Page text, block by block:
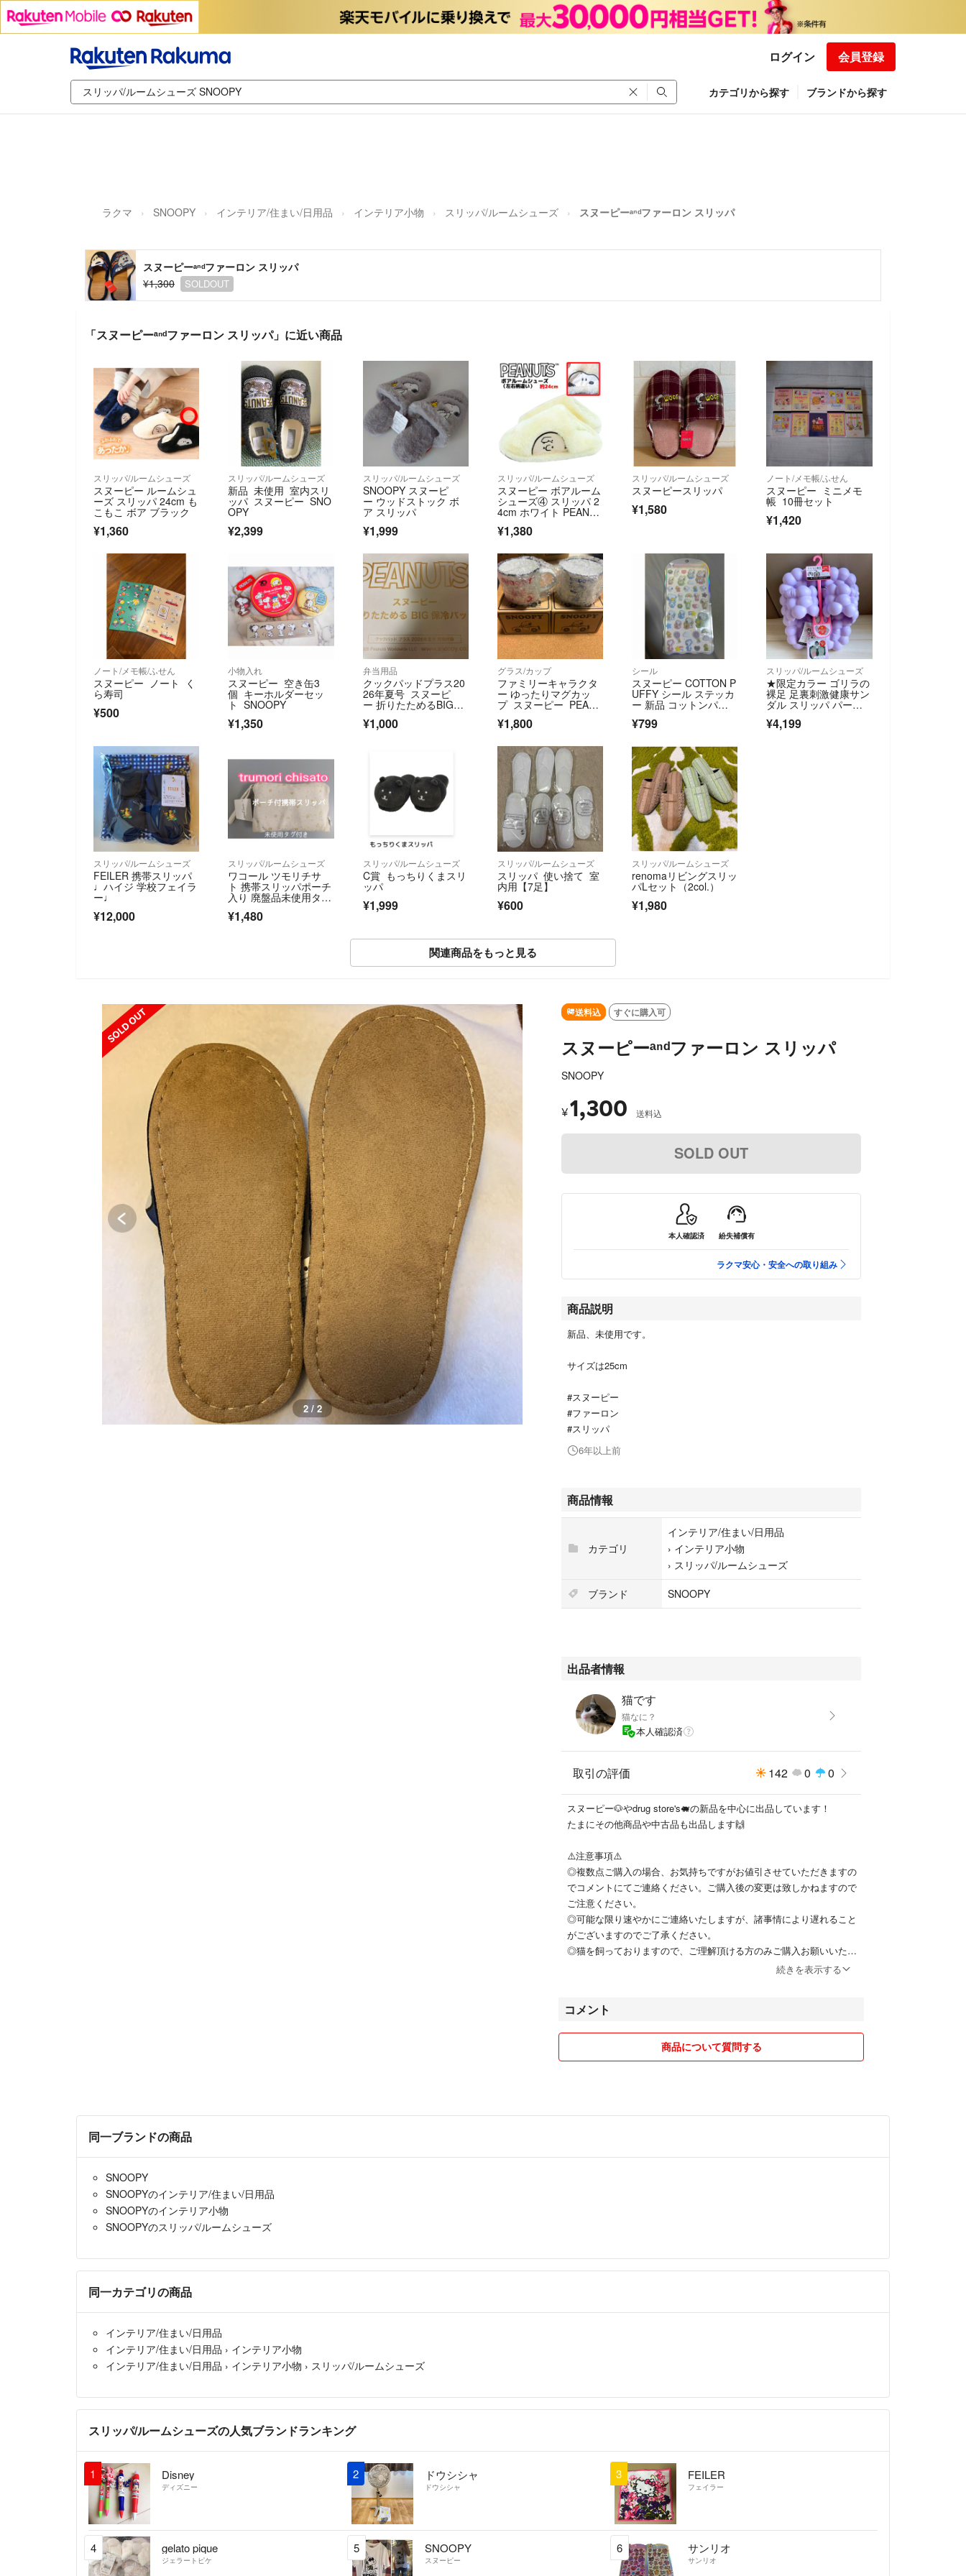
ログイン 会員登録
カテゴリから探す ブランドから探す
ラクマ SNOOPY インテリア/住まい/日用品 インテリア小物 スリッパ/ルームシューズ スヌーピーᵃⁿᵈファーロン スリッパ
スヌーピーᵃⁿᵈファーロン スリッパ
¥1,300
SOLDOUT
「スヌーピーᵃⁿᵈファーロン スリッパ」に近い商品
スリッパ/ルームシューズ
スヌーピー ルームシュ
ーズ スリッパ 24cm も
こもこ ボア ブラック
¥1,360
スリッパ/ルームシューズ
新品 未使用 室内スリ
ッパ スヌーピー SNO
OPY
¥2,399
スリッパ/ルームシューズ
SNOOPY スヌーピ
ー ウッドストック ボ
ア スリッパ
¥1,999
スリッパ/ルームシューズ
スヌーピー ボアルーム
シューズ④ スリッパ 2
4cm ホワイト PEANUT
¥1,380
スリッパ/ルームシューズ
スヌーピースリッパ
¥1,580
ノート/メモ帳/ふせん
スヌーピー ミニメモ
帳 10冊セット
¥1,420
ノート/メモ帳/ふせん
スヌーピー ノート く
ら寿司
¥500
小物入れ
スヌーピー 空き缶3
個 キーホルダーセッ
ト SNOOPY
¥1,350
弁当用品
クックパッドプラス20
26年夏号 スヌーピ
ー 折りたためるBIG保
¥1,000
グラス/カップ
ファミリーキャラクタ
ー ゆったりマグカッ
プ スヌーピー PEANU
¥1,800
シール
スヌーピー COTTON P
UFFY シール ステッカ
ー 新品 コットンパフ
¥799
スリッパ/ルームシューズ
★限定カラー ゴリラの
裸足 足裏刺激健康サン
ダル スリッパ パープ
ンダル★新品
¥4,199
スリッパ/ルームシューズ
FEILER 携帯スリッパ
♩ハイジ 学校フェイラ
ー♩
¥12,000
スリッパ/ルームシューズ
ワコール ツモリチサ
ト 携帯スリッパポーチ
入り 廃盤品未使用タグ
¥1,480
スリッパ/ルームシューズ
C賞 もっちりくまスリ
ッパ
¥1,999
スリッパ/ルームシューズ
スリッパ 使い捨て 室
内用【7足】
¥600
スリッパ/ルームシューズ
renomaリビングスリッ
パLセット（2col.）
¥1,980
関連商品をもっと見る
SOLD OUT SOLD OUT
1 / 2
送料込 すぐに購入可
スヌーピーᵃⁿᵈファーロン スリッパ
SNOOPY
¥1,300 送料込
SOLD OUT
本人確認済 紛失補償有
ラクマ安心・安全への取り組み
商品説明
新品、未使用です。
サイズは25cm
#スヌーピー
#ファーロン
#スリッパ
6年以上前
商品情報
カテゴリ
インテリア/住まい/日用品
› インテリア小物
› スリッパ/ルームシューズ
ブランド
SNOOPY
出品者情報
猫です
猫なに？
本人確認済
取引の評価 142 0 0
スヌーピー🐶やdrug store's🐖の新品を中心に出品しています！
たまにその他商品や中古品も出品します🙌
⚠️注意事項⚠️
◎複数点ご購入の場合、お気持ちですがお値引させていただきますの
でコメントにてご連絡ください。ご購入後の変更は致しかねますので
ご注意ください。
◎可能な限り速やかにご連絡いたしますが、諸事情により遅れること
がございますのでご了承ください。
◎猫を飼っておりますので、ご理解頂ける方のみご購入お願いいたし
ざいます。
◎コメントは常識の範囲内でお願いいたします。
◎ご購入後の変更やキャンセルは、こちらの不備以外お断りいたしま
す。
続きを表示する
コメント
商品について質問する
同一ブランドの商品
SNOOPY
SNOOPYのインテリア/住まい/日用品
SNOOPYのインテリア小物
SNOOPYのスリッパ/ルームシューズ
同一カテゴリの商品
インテリア/住まい/日用品
インテリア/住まい/日用品 › インテリア小物
インテリア/住まい/日用品 › インテリア小物 › スリッパ/ルームシューズ
スリッパ/ルームシューズの人気ブランドランキング
1 Disney
ディズニー
2 ドウシシャ
ドウシシャ
3 FEILER
フェイラー
4 gelato pique
ジェラートピケ
5 SNOOPY
スヌーピー
6 サンリオ
サンリオ